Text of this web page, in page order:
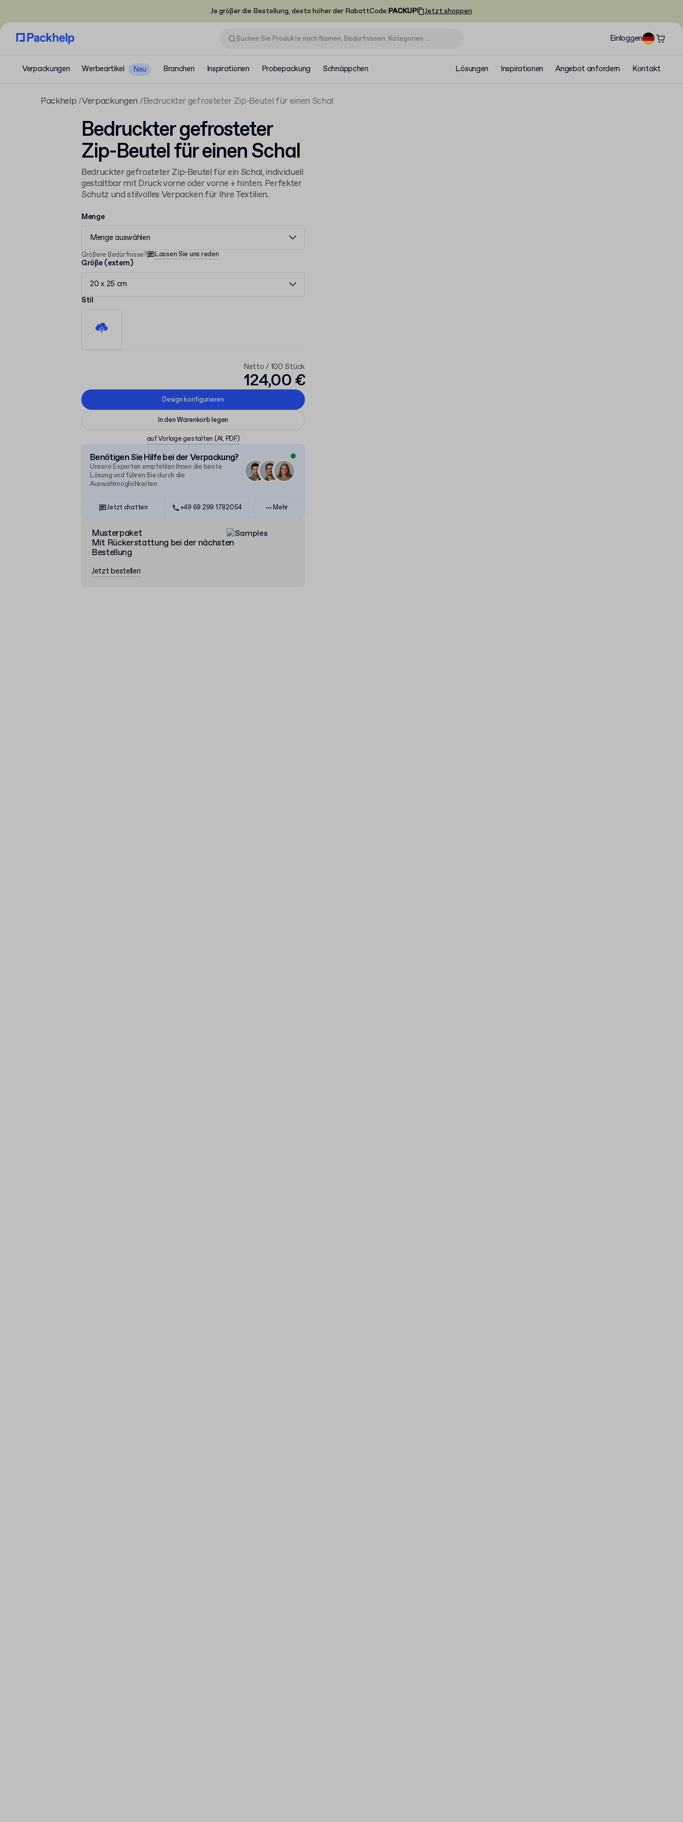
Je größer die Bestellung, desto höher der RabattCode:PACKUP Jetzt shoppen
Einloggen
Verpackungen Werbeartikel Neu Branchen Inspirationen Probepackung Schnäppchen Lösungen Inspirationen Angebot anfordern Kontakt
Packhelp Verpackungen Bedruckter gefrosteter Zip-Beutel für einen Schal
Bedruckter gefrosteter
Zip-Beutel für einen Schal
Bedruckter gefrosteter Zip-Beutel für ein Schal, individuell
gestaltbar mit Druck vorne oder vorne + hinten. Perfekter
Schutz und stilvolles Verpacken für Ihre Textilien.
Menge
Menge auswählen
Größere Bedürfnisse? Lassen Sie uns reden
Größe (extern)
20 x 25 cm
Stil
Netto / 100 Stück
124,00 €
Design konfigurieren
auf Vorlage gestalten (AI, PDF)
In den Warenkorb legen
Benötigen Sie Hilfe bei der Verpackung?
Unsere Experten empfehlen Ihnen die beste
Lösung und führen Sie durch die
Auswahlmöglichkeiten
Jetzt chatten +49 69 299 1782054 Mehr
Musterpaket
Mit Rückerstattung bei der nächsten
Bestellung
Jetzt bestellen